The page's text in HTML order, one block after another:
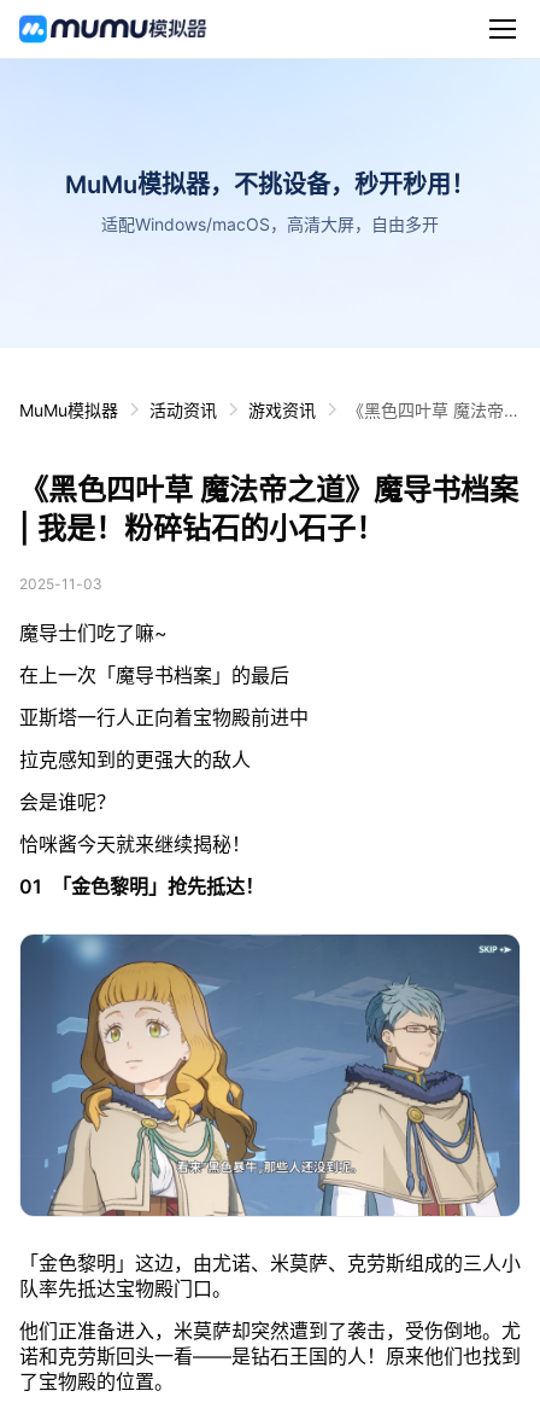
MuMu模拟器，不挑设备，秒开秒用！
适配Windows/macOS，高清大屏，自由多开
MuMu模拟器 活动资讯 游戏资讯
《黑色四叶草 魔法帝之
子！
《黑色四叶草 魔法帝之道》魔导书档案
| 我是！粉碎钻石的小石子！
2025-11-03
魔导士们吃了嘛~
在上一次「魔导书档案」的最后
亚斯塔一行人正向着宝物殿前进中
拉克感知到的更强大的敌人
会是谁呢？
恰咪酱今天就来继续揭秘！
01 「金色黎明」抢先抵达！
「金色黎明」这边，由尤诺、米莫萨、克劳斯组成的三人小
队率先抵达宝物殿门口。
他们正准备进入，米莫萨却突然遭到了袭击，受伤倒地。尤
诺和克劳斯回头一看——是钻石王国的人！原来他们也找到
了宝物殿的位置。